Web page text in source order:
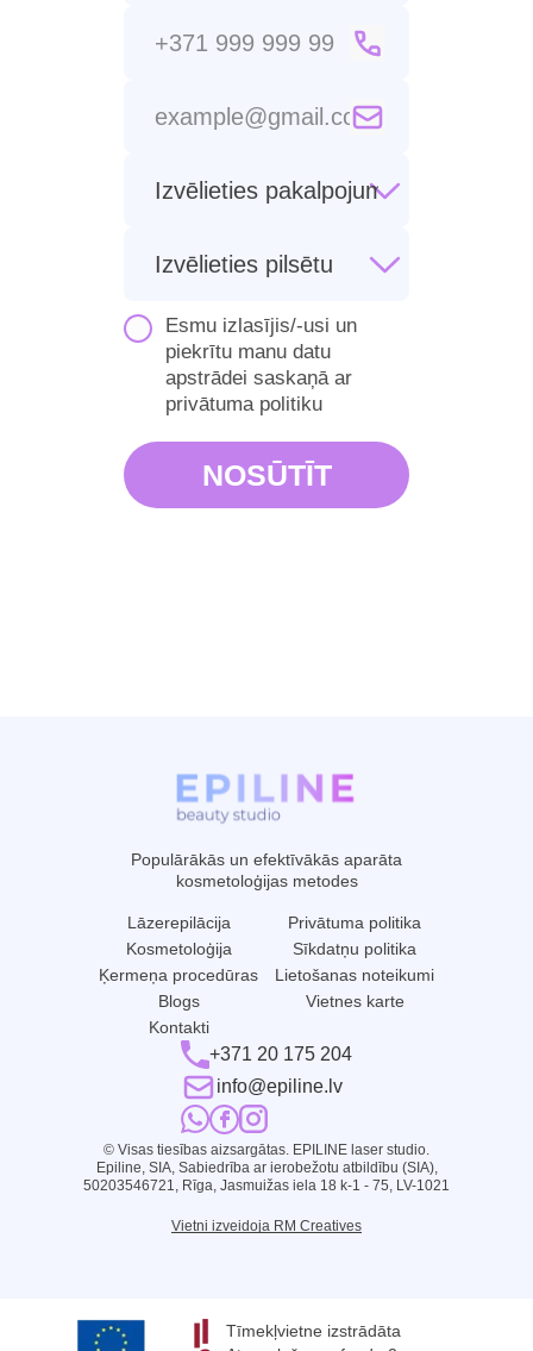
Esmu izlasījis/-usi un
piekrītu manu datu
apstrādei saskaņā ar
privātuma politiku
Populārākās un efektīvākās aparāta
kosmetoloģijas metodes
Lāzerepilācija
Kosmetoloģija
Ķermeņa procedūras
Blogs
Kontakti
Privātuma politika
Sīkdatņu politika
Lietošanas noteikumi
Vietnes karte
+371 20 175 204
info@epiline.lv
© Visas tiesības aizsargātas. EPILINE laser studio.
Epiline, SIA, Sabiedrība ar ierobežotu atbildību (SIA),
50203546721, Rīga, Jasmuižas iela 18 k-1 - 75, LV-1021
Vietni izveidoja RM Creatives
Tīmekļvietne izstrādāta